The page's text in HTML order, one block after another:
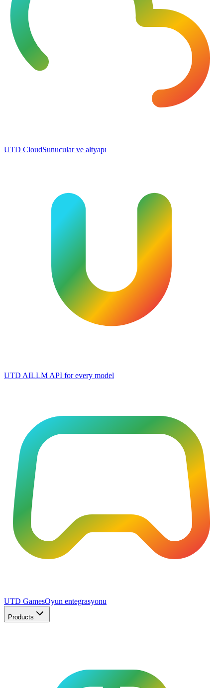
UTD CloudSunucular ve altyapı
UTD AILLM API for every model
UTD GamesOyun entegrasyonu
Products